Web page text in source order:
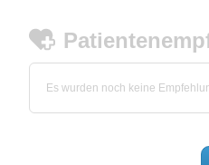
Es wurden noch keine